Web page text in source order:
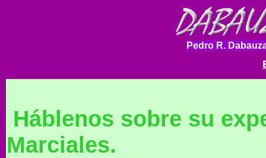
Pedro R.
Háblenos sobre su
Marciales.